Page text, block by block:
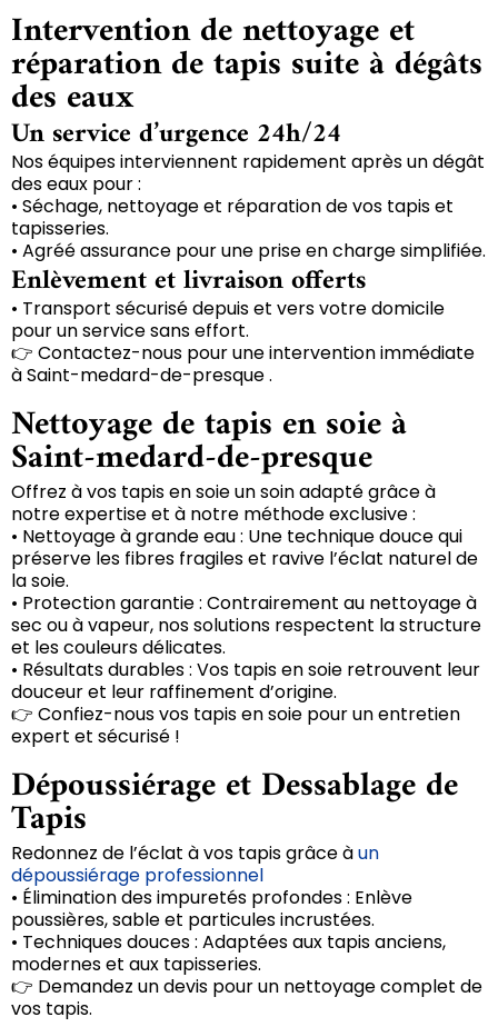
Intervention de nettoyage et
réparation de tapis suite à dégâts
des eaux
Un service d’urgence 24h/24
Nos équipes interviennent rapidement après un dégât
des eaux pour :
• Séchage, nettoyage et réparation de vos tapis et
tapisseries.
• Agréé assurance pour une prise en charge simplifiée.
Enlèvement et livraison offerts
• Transport sécurisé depuis et vers votre domicile
pour un service sans effort.
👉 Contactez-nous pour une intervention immédiate
à Saint-medard-de-presque .
Nettoyage de tapis en soie à
Saint-medard-de-presque
Offrez à vos tapis en soie un soin adapté grâce à
notre expertise et à notre méthode exclusive :
• Nettoyage à grande eau : Une technique douce qui
préserve les fibres fragiles et ravive l’éclat naturel de
la soie.
• Protection garantie : Contrairement au nettoyage à
sec ou à vapeur, nos solutions respectent la structure
et les couleurs délicates.
• Résultats durables : Vos tapis en soie retrouvent leur
douceur et leur raffinement d’origine.
👉 Confiez-nous vos tapis en soie pour un entretien
expert et sécurisé !
Dépoussiérage et Dessablage de
Tapis
Redonnez de l’éclat à vos tapis grâce àun
dépoussiérage professionnel
• Élimination des impuretés profondes : Enlève
poussières, sable et particules incrustées.
• Techniques douces : Adaptées aux tapis anciens,
modernes et aux tapisseries.
👉 Demandez un devis pour un nettoyage complet de
vos tapis.